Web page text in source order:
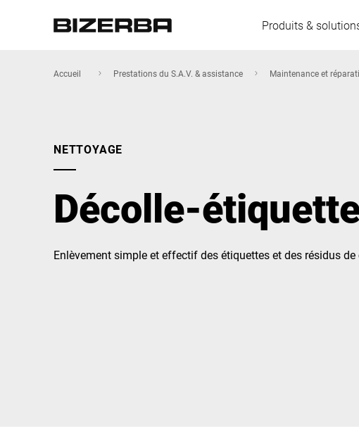
Produits &
Amérique
Asie
Accueil Prestations du S.A.V. & assistance Maintenance et
NETTOYAGE
Décolle-
Enlèvement simple et effectif des étiquettes et des résidus de